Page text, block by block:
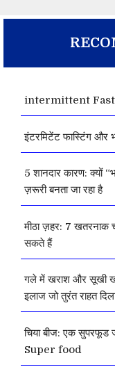
intermittent
इंटरमिटेंट फास्टिंग और
5 शानदार कारण: क्यों
ज़रूरी बनता जा रहा है
मीठा ज़हर: 7 खतरनाक
सकते हैं
गले में खराश और सूखी
इलाज जो तुरंत राहत
चिया बीज: एक सुपरफूड
Super food